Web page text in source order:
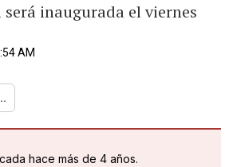
inaugurada el viernes
AM
hace más de 4 años.